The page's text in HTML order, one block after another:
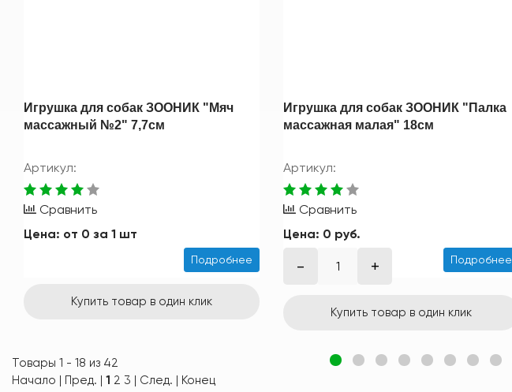
Игрушка для собак ЗООНИК "Мяч
массажный №2" 7,7см
Артикул:
Сравнить
Цена: от 0 за 1 шт
Подробнее
Купить товар в один клик
Игрушка для собак ЗООНИК "Палка
массажная малая" 18см
Артикул:
Сравнить
Цена: 0 руб.
Подробнее
Купить товар в один клик
Товары 1 - 18 из 42
Начало | Пред. | 1 2 3 След. Конец